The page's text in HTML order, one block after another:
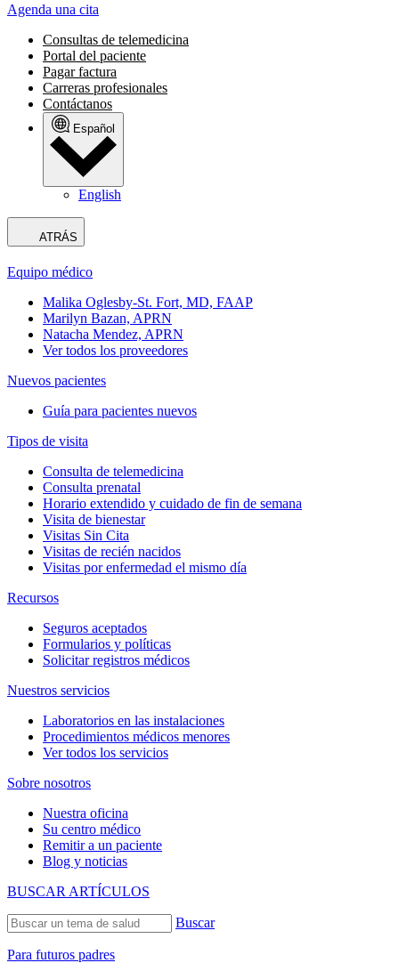
Agenda una cita
Consultas de telemedicina
Portal del paciente
Pagar factura
Carreras profesionales
Contáctanos
Español
English
ATRÁS
Equipo médico
Malika Oglesby-St. Fort, MD, FAAP
Marilyn Bazan, APRN
Natacha Mendez, APRN
Ver todos los proveedores
Nuevos pacientes
Guía para pacientes nuevos
Tipos de visita
Consulta de telemedicina
Consulta prenatal
Horario extendido y cuidado de fin de semana
Visita de bienestar
Visitas Sin Cita
Visitas de recién nacidos
Visitas por enfermedad el mismo día
Recursos
Seguros aceptados
Formularios y políticas
Solicitar registros médicos
Nuestros servicios
Laboratorios en las instalaciones
Procedimientos médicos menores
Ver todos los servicios
Sobre nosotros
Nuestra oficina
Su centro médico
Remitir a un paciente
Blog y noticias
BUSCAR ARTÍCULOS
Buscar
Para futuros padres